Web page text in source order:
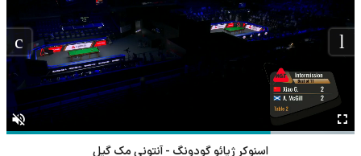
اسنوکر ژیائو گودونگ - آنتونی مک گیل